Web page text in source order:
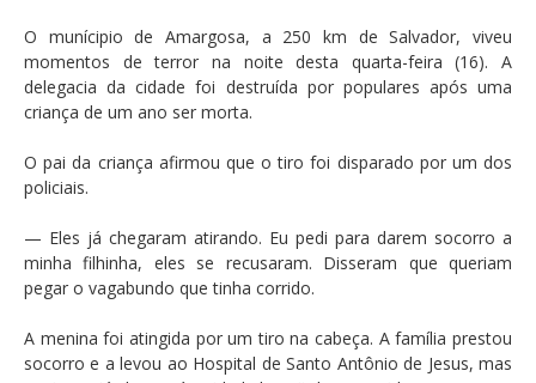
O munícipio de Amargosa, a 250 km de Salvador, viveu
momentos de terror na noite desta quarta-feira (16). A
delegacia da cidade foi destruída por populares após uma
criança de um ano ser morta.
O pai da criança afirmou que o tiro foi disparado por um dos
policiais.
— Eles já chegaram atirando. Eu pedi para darem socorro a
minha filhinha, eles se recusaram. Disseram que queriam
pegar o vagabundo que tinha corrido.
A menina foi atingida por um tiro na cabeça. A família prestou
socorro e a levou ao Hospital de Santo Antônio de Jesus, mas